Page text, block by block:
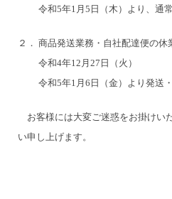
令和5年1月5日（木）より、通常
２． 商品発送業務・自社配達便の休
令和4年12月27日（火）
令和5年1月6日（金）より発送・
お客様には大変ご迷惑をお掛けい
い申し上げます。